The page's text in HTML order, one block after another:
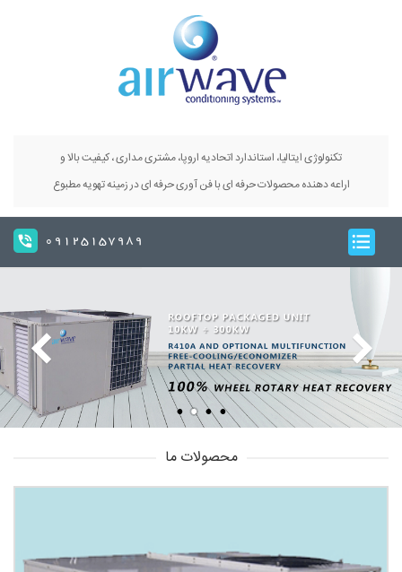
تکنولوژی ایتالیا، استاندارد اتحادیه اروپا، مشتری مداری ، کیفیت بالا و
اراعه دهنده محصولات حرفه ای با فن آوری حرفه ای در زمینه تهویه مطبوع
09125157989
محصولات ما